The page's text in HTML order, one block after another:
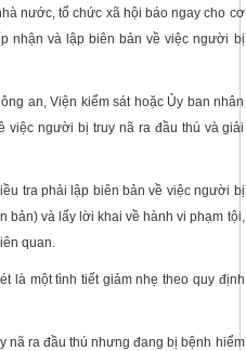
nước, tổ chức xã hội báo ngay cho cơ
nhận và lập biên bản về việc người bị
an, Viện kiểm sát hoặc Ủy ban nhân
việc người bị truy nã ra đầu thú và giải
tra phải lập biên bản về việc người bị
bản) và lấy lời khai về hành vi phạm tội,
quan.
là một tình tiết giảm nhẹ theo quy định
nã ra đầu thú nhưng đang bị bệnh hiểm